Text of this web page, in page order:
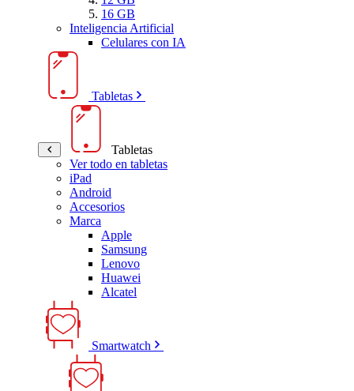
16 GB
Inteligencia Artificial
Celulares con IA
Tabletas
Tabletas
Ver todo en tabletas
iPad
Android
Accesorios
Marca
Apple
Samsung
Lenovo
Huawei
Alcatel
Smartwatch